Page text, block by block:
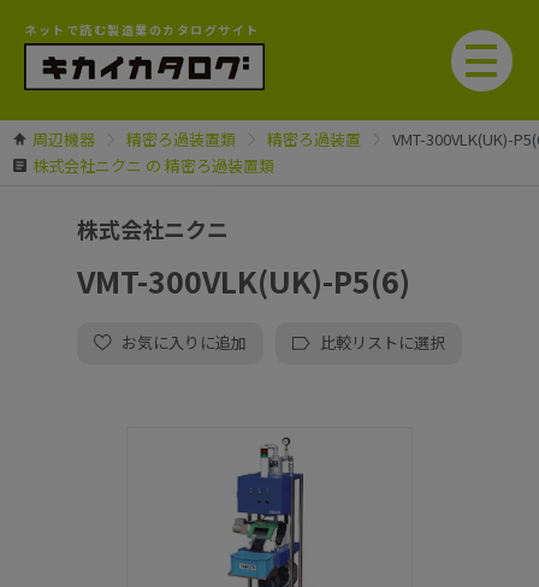
ネットで読む製造業のカタログサイト
周辺機器 精密ろ過装置類 精密ろ過装置
VMT-300VLK(UK)-
株式会社ニクニ の 精密ろ過装置類
株式会社ニクニ
VMT-300VLK(UK)-P5(6)
お気に入りに追加 比較リストに選択